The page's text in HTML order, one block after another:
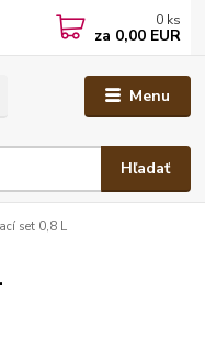
Menu
Hľadať
0 ks
za 0,00 EUR
set 0,8 L